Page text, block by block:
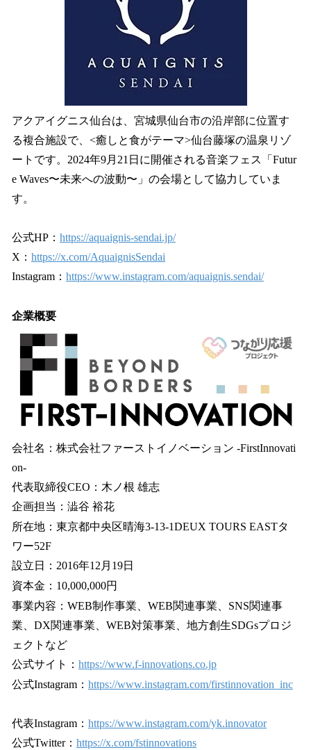
アクアイグニス仙台は、宮城県仙台市の沿岸部に位置す
る複合施設で、<癒しと食がテーマ>仙台藤塚の温泉リゾ
ートです。2024年9月21日に開催される音楽フェス「Futur
e Waves〜未来への波動〜」の会場として協力していま
す。
公式HP： https://aquaignis-sendai.jp/
X： https://x.com/AquaignisSendai
Instagram： https://www.instagram.com/aquaignis.sendai/
企業概要
会社名：株式会社ファーストイノベーション -FirstInnovati
on-
代表取締役CEO：⽊ノ根 雄志
企画担当：澁谷 裕花
所在地：東京都中央区晴海3-13-1DEUX TOURS EASTタ
ワー52F
設⽴⽇：2016年12⽉19⽇
資本⾦：10,000,000円
事業内容：WEB制作事業、WEB関連事業、SNS関連事
業、DX関連事業、WEB対策事業、地方創生SDGsプロジ
ェクトなど
公式サイト： https://www.f-innovations.co.jp
公式Instagram： https://www.instagram.com/firstinnovation_inc
代表Instagram： https://www.instagram.com/yk.innovator
公式Twitter： https://x.com/fstinnovations